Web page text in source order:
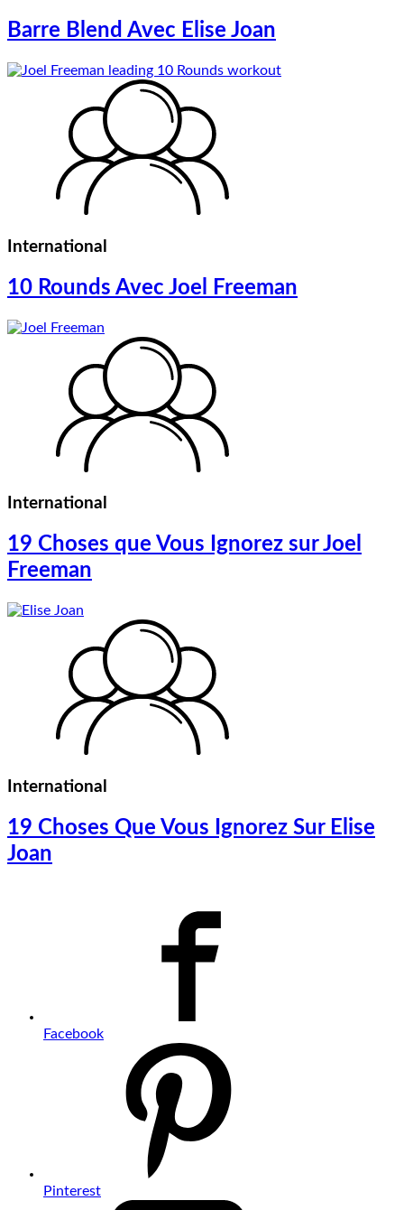
Barre Blend Avec Elise Joan
International
10 Rounds Avec Joel Freeman
International
19 Choses que Vous Ignorez sur Joel
Freeman
International
19 Choses Que Vous Ignorez Sur Elise
Joan
Facebook
Pinterest